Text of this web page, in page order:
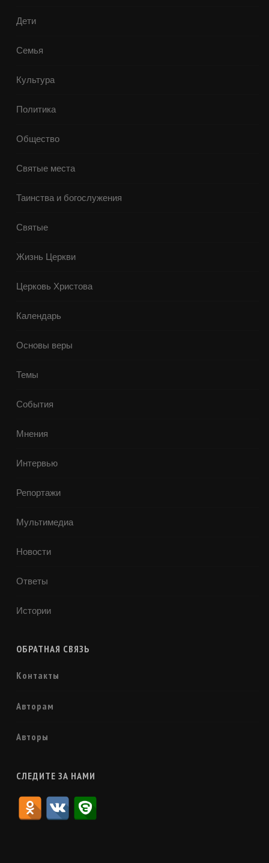
Дети
Семья
Культура
Политика
Общество
Святые места
Таинства и богослужения
Святые
Жизнь Церкви
Церковь Христова
Календарь
Основы веры
Темы
События
Мнения
Интервью
Репортажи
Мультимедиа
Новости
Ответы
Истории
ОБРАТНАЯ СВЯЗЬ
Контакты
Авторам
Авторы
СЛЕДИТЕ ЗА НАМИ